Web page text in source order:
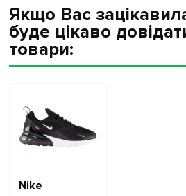
Якщо Вас
буде цікаво
товари:
Nike